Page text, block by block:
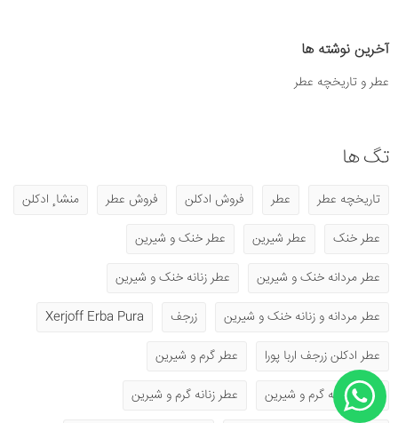
آخرین نوشته ها
عطر و تاریخچه عطر
تگ ها
تاریخچه عطر عطر فروش ادکلن فروش عطر
منشا ٕ ادکلن
عطر خنک
عطر شیرین
عطر خنک و شیرین
عطر مردانه خنک و شیرین
عطر زنانه خنک و شیرین
عطر مردانه و زنانه خنک و شیرین
زرجف
Xerjoff Erba Pura
عطر ادکلن زرجف اربا پورا
عطر گرم و شیرین
عطر مردانه گرم و شیرین
عطر زنانه گرم و شیرین